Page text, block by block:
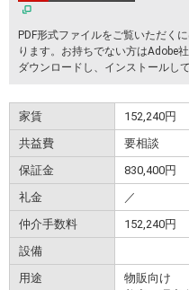
PDF形式ファイルをご覧いただく
ります。お持ちでない方はAdobe
ダウンロードし、インストールし
家賃
152,240円
共益費
要相談
保証金
830,400円
礼金
／
仲介手数料
152,240円
設備
用途
物販向け